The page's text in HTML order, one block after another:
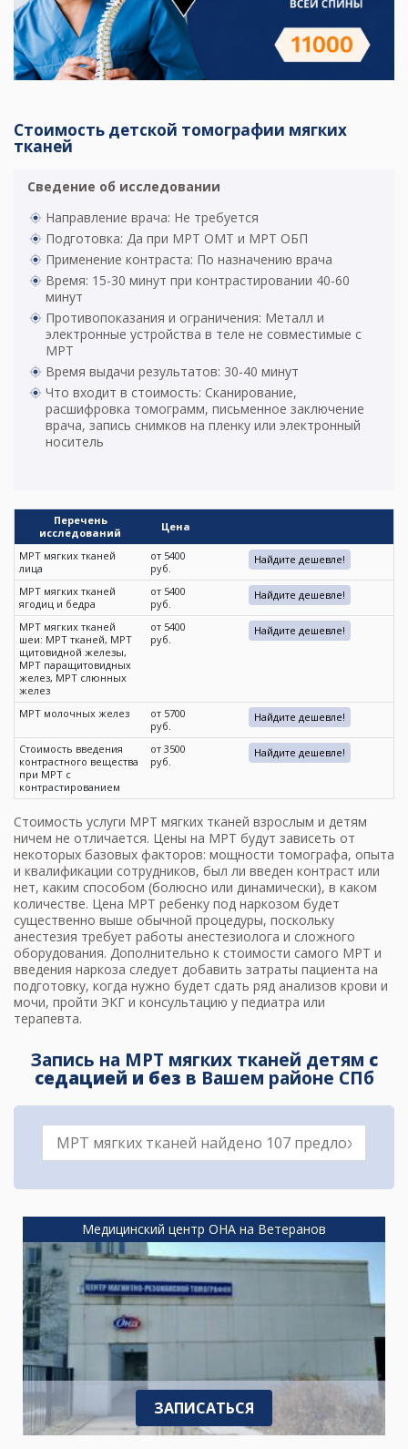
Стоимость детской томографии мягких
тканей
Сведение об исследовании
Направление врача: Не требуется
Подготовка: Да при МРТ ОМТ и МРТ ОБП
Применение контраста: По назначению врача
Время: 15-30 минут при контрастировании 40-60
минут
Противопоказания и ограничения: Металл и
электронные устройства в теле не совместимые с
МРТ
Время выдачи результатов: 30-40 минут
Что входит в стоимость: Сканирование,
расшифровка томограмм, письменное заключение
врача, запись снимков на пленку или электронный
носитель
Перечень
исследований
Цена
МРТ мягких тканей
лица
от 5400
руб.
Найдите дешевле!
МРТ мягких тканей
ягодиц и бедра
от 5400
руб.
Найдите дешевле!
МРТ мягких тканей
шеи: МРТ тканей, МРТ
щитовидной железы,
МРТ паращитовидных
желез, МРТ слюнных
желез
от 5400
руб.
Найдите дешевле!
МРТ молочных желез
от 5700
руб.
Найдите дешевле!
Стоимость введения
контрастного вещества
при МРТ с
контрастированием
от 3500
руб.
Найдите дешевле!
Стоимость услуги МРТ мягких тканей взрослым и детям
ничем не отличается. Цены на МРТ будут зависеть от
некоторых базовых факторов: мощности томографа, опыта
и квалификации сотрудников, был ли введен контраст или
нет, каким способом (болюсно или динамически), в каком
количестве. Цена МРТ ребенку под наркозом будет
существенно выше обычной процедуры, поскольку
анестезия требует работы анестезиолога и сложного
оборудования. Дополнительно к стоимости самого МРТ и
введения наркоза следует добавить затраты пациента на
подготовку, когда нужно будет сдать ряд анализов крови и
мочи, пройти ЭКГ и консультацию у педиатра или
терапевта.
Запись на МРТ мягких тканей детям с
седацией и без в Вашем районе СПб
Медицинский центр ОНА на Ветеранов
ЗАПИСАТЬСЯ